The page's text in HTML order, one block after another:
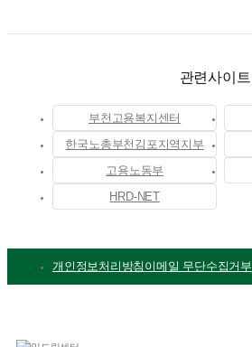
관련사이트
부천고용복지센터
한국노총부천김포지역지부
고용노동부
HRD-NET
개인정보처리방침 이메일 무단수집거부